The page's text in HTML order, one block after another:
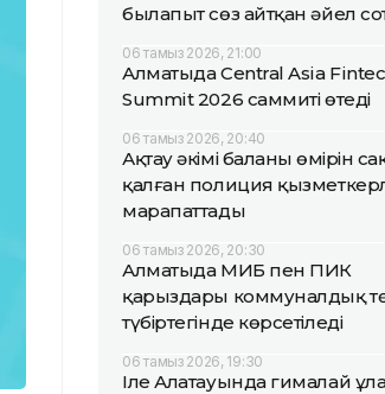
былапыт сөз айтқан әйел
06 тамыз 2026, 21:00
Алматыда Central Asia
Summit 2026 саммиті өтеді
06 тамыз 2026, 20:40
Ақтау әкімі баланың өмірін
қалған полиция
марапаттады
06 тамыз 2026, 20:30
Алматыда МИБ пен ПИК
қарыздары коммуналдық
түбіртегінде көрсетіледі
06 тамыз 2026, 19:30
Іле Алатауында гималай